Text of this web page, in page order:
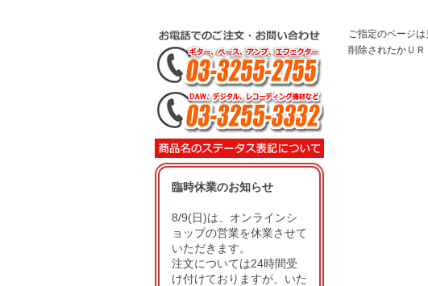
ご指定のページは
削除されたかＵＲ
臨時休業のお知らせ
8/9(日)は、オンラインシ
ョップの営業を休業させて
いただきます。
注文については24時間受
け付けておりますが、いた